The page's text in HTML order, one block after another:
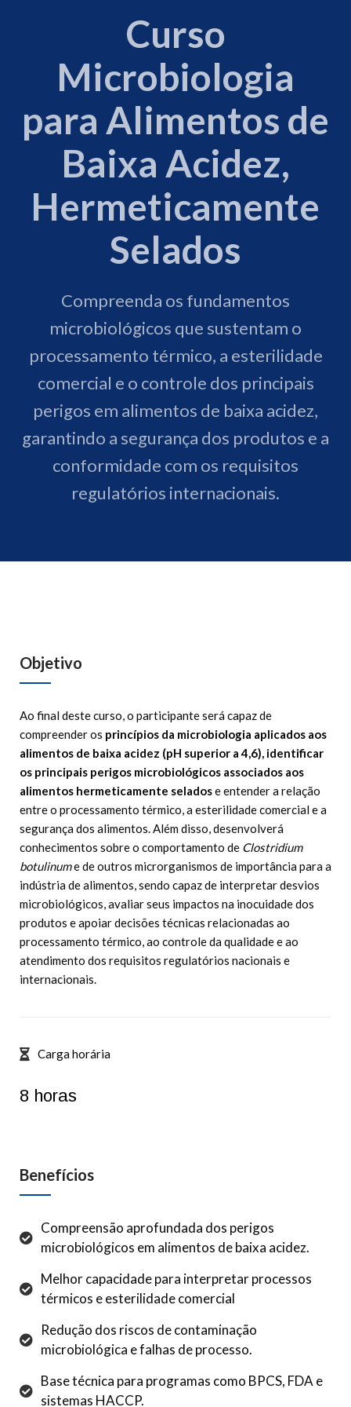
Curso
Microbiologia
para Alimentos de
Baixa Acidez,
Hermeticamente
Selados
Compreenda os fundamentos
microbiológicos que sustentam o
processamento térmico, a esterilidade
comercial e o controle dos principais
perigos em alimentos de baixa acidez,
garantindo a segurança dos produtos e a
conformidade com os requisitos
regulatórios internacionais.
Objetivo
Ao final deste curso, o participante será capaz de
compreender os princípios da microbiologia aplicados aos
alimentos de baixa acidez (pH superior a 4,6), identificar
os principais perigos microbiológicos associados aos
alimentos hermeticamente seladose entender a relação
entre o processamento térmico, a esterilidade comercial e a
segurança dos alimentos. Além disso, desenvolverá
conhecimentos sobre o comportamento de Clostridium
botulinume de outros microrganismos de importância para a
indústria de alimentos, sendo capaz de interpretar desvios
microbiológicos, avaliar seus impactos na inocuidade dos
produtos e apoiar decisões técnicas relacionadas ao
processamento térmico, ao controle da qualidade e ao
atendimento dos requisitos regulatórios nacionais e
internacionais.
Carga horária
8 horas
Benefícios
Compreensão aprofundada dos perigos
microbiológicos em alimentos de baixa acidez.
Melhor capacidade para interpretar processos
térmicos e esterilidade comercial
Redução dos riscos de contaminação
microbiológica e falhas de processo.
Base técnica para programas como BPCS, FDA e
sistemas HACCP.